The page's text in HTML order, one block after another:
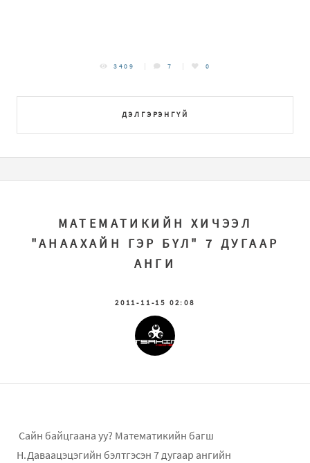
ДЭЛГЭРЭНГҮЙ
3409 7 0
МАТЕМАТИКИЙН ХИЧЭЭЛ
"АНААХАЙН ГЭР БҮЛ" 7 ДУГААР
АНГИ
2011-11-15 02:08
Сайн байцгаана уу? Математикийн багш
Н.Даваацэцэгийн бэлтгэсэн 7 дугаар ангийн